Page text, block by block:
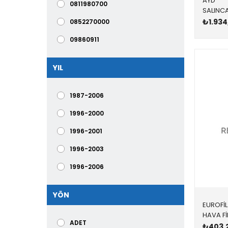
2.5
4.0,4.6 TD5
0811980700
0852270000
09860911
1001270006
10259,BP10259
10661
10662
10795
115208
YIL
1987-2006
1996-2000
1996-2001
1996-2003
1996-2006
1996-2009
1996-2014
YÖN
ADET
EUROFİL